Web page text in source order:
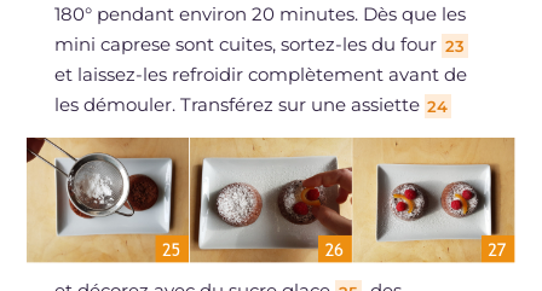
180° pendant environ 20 minutes. Dès que les
mini caprese sont cuites, sortez-les du four 23
et laissez-les refroidir complètement avant de
les démouler. Transférez sur une assiette 24